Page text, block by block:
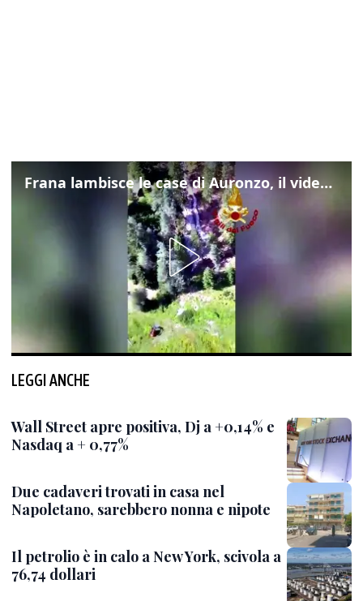
Frana lambisce le case di Auronzo, il video dall'elicottero dei vigili del fuoco
LEGGI ANCHE
Wall Street apre positiva, Dj a +0,14% e
Nasdaq a + 0,77%
Due cadaveri trovati in casa nel
Napoletano, sarebbero nonna e nipote
Il petrolio è in calo a New York, scivola a
76,74 dollari